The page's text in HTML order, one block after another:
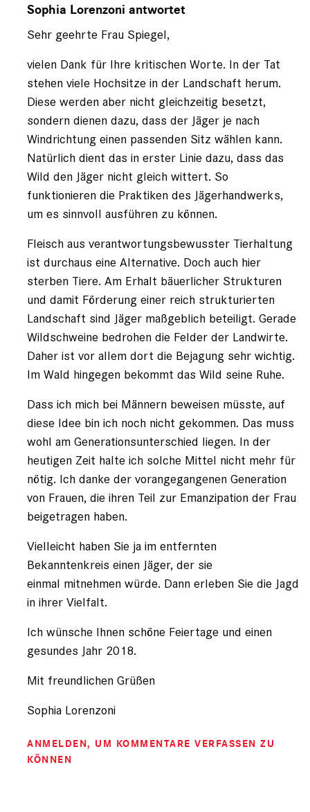
auf
Ruth
(nicht
registriert)
Sophia Lorenzoni antwortet
Sehr geehrte Frau Spiegel,
vielen Dank für Ihre kritischen Worte. In der Tat
stehen viele Hochsitze in der Landschaft herum.
Diese werden aber nicht gleichzeitig besetzt,
sondern dienen dazu, dass der Jäger je nach
Windrichtung einen passenden Sitz wählen kann.
Natürlich dient das in erster Linie dazu, dass das
Wild den Jäger nicht gleich wittert. So
funktionieren die Praktiken des Jägerhandwerks,
um es sinnvoll ausführen zu können.
Fleisch aus verantwortungsbewusster Tierhaltung
ist durchaus eine Alternative. Doch auch hier
sterben Tiere. Am Erhalt bäuerlicher Strukturen
und damit Förderung einer reich strukturierten
Landschaft sind Jäger maßgeblich beteiligt. Gerade
Wildschweine bedrohen die Felder der Landwirte.
Daher ist vor allem dort die Bejagung sehr wichtig.
Im Wald hingegen bekommt das Wild seine Ruhe.
Dass ich mich bei Männern beweisen müsste, auf
diese Idee bin ich noch nicht gekommen. Das muss
wohl am Generationsunterschied liegen. In der
heutigen Zeit halte ich solche Mittel nicht mehr für
nötig. Ich danke der vorangegangenen Generation
von Frauen, die ihren Teil zur Emanzipation der Frau
beigetragen haben.
Vielleicht haben Sie ja im entfernten
Bekanntenkreis einen Jäger, der sie
einmal mitnehmen würde. Dann erleben Sie die Jagd
in ihrer Vielfalt.
Ich wünsche Ihnen schöne Feiertage und einen
gesundes Jahr 2018.
Mit freundlichen Grüßen
Sophia Lorenzoni
ANMELDEN, UM KOMMENTARE VERFASSEN ZU
KÖNNEN